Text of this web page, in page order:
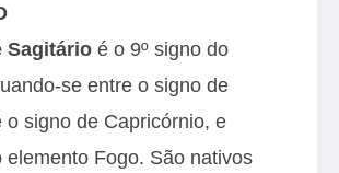
Sagitário é o 9º signo do
se entre o signo de
o signo de Capricórnio, e
elemento Fogo. São nativos